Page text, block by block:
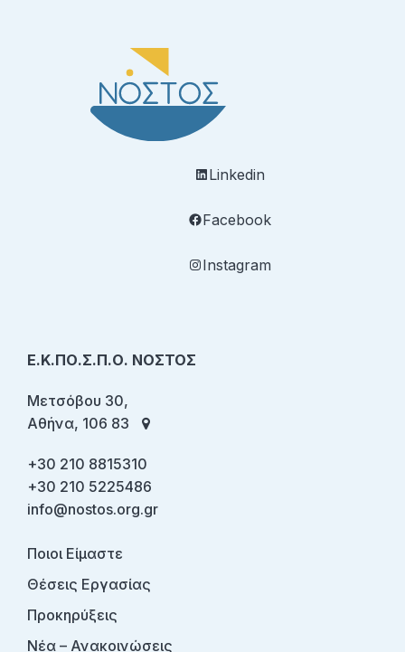
Linkedin
Facebook
Instagram
Ε.Κ.ΠΟ.Σ.Π.Ο. ΝΟΣΤΟΣ
Μετσόβου 30,
Αθήνα, 106 83
+30 210 8815310
+30 210 5225486
info@nostos.org.gr
Ποιοι Είμαστε
Θέσεις Εργασίας
Προκηρύξεις
Νέα – Ανακοινώσεις